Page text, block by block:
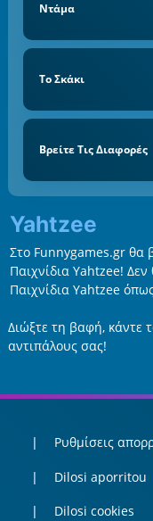
Ντάμα
Το Σκάκι
Βρείτε Τις Διαφορές
Yahtzee
Στο Funnygames.gr θα
Παιχνίδια Yahtzee! Δεν
Παιχνίδια Yahtzee
Διώξτε τη βαφή, κάντε
αντιπάλους σας!
Ρυθμίσεις
Dilosi aporritou
Dilosi cookies